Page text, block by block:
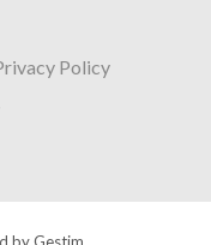
Policy